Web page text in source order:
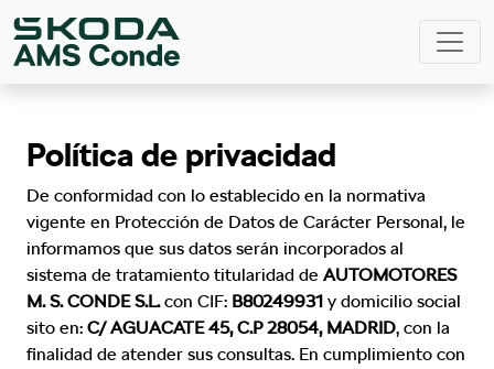
Política de privacidad
De conformidad con lo establecido en la normativa
vigente en Protección de Datos de Carácter Personal, le
informamos que sus datos serán incorporados al
sistema de tratamiento titularidad de AUTOMOTORES
M. S. CONDE S.L.con CIF: B80249931 y domicilio social
sito en: C/ AGUACATE 45, C.P 28054, MADRID, con la
finalidad de atender sus consultas. En cumplimiento con